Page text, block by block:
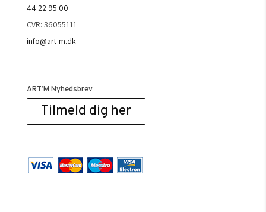
44 22 95 00
CVR: 36055111
info@art-m.dk
ART’M Nyhedsbrev
Tilmeld dig her